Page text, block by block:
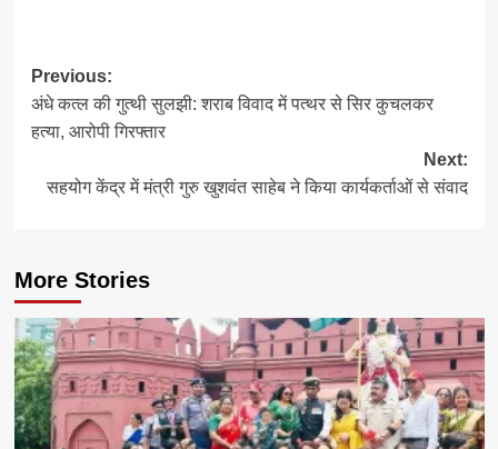
Post
navigation
Previous:
अंधे कत्ल की गुत्थी सुलझी: शराब विवाद में पत्थर से सिर कुचलकर
हत्या, आरोपी गिरफ्तार
Next:
सहयोग केंद्र में मंत्री गुरु खुशवंत साहेब ने किया कार्यकर्ताओं से संवाद
More Stories